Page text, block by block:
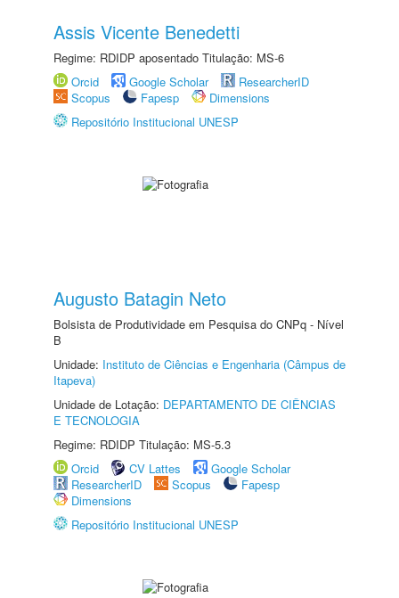
Assis Vicente Benedetti
Regime: RDIDP aposentado Titulação: MS-6
Orcid
Google Scholar
ResearcherID
Scopus
Fapesp
Dimensions
Repositório Institucional UNESP
Augusto Batagin Neto
Bolsista de Produtividade em Pesquisa do CNPq - Nível
B
Unidade: Instituto de Ciências e Engenharia (Câmpus de
Itapeva)
Unidade de Lotação: DEPARTAMENTO DE CIÊNCIAS
E TECNOLOGIA
Regime: RDIDP Titulação: MS-5.3
Orcid
CV Lattes
Google Scholar
ResearcherID
Scopus
Fapesp
Dimensions
Repositório Institucional UNESP